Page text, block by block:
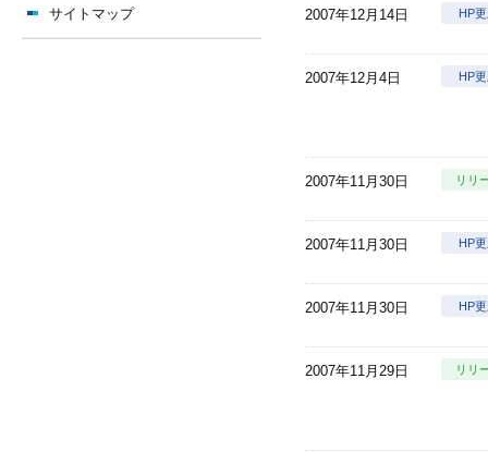
2007年12月14日 HP
2007年12月4日 HP
2007年11月30日 リリ
2007年11月30日 HP
2007年11月30日 HP
2007年11月29日 リリ
サイトマップ